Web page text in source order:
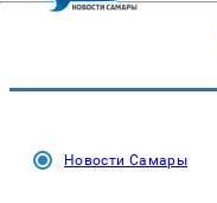
Новости Самары